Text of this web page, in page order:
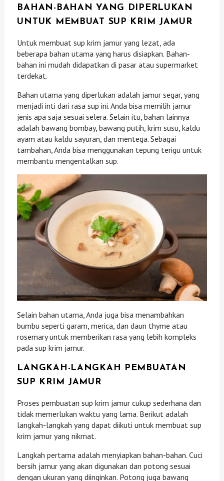
BAHAN-BAHAN YANG DIPERLUKAN
UNTUK MEMBUAT SUP KRIM JAMUR
Untuk membuat sup krim jamur yang lezat, ada
beberapa bahan utama yang harus disiapkan. Bahan-
bahan ini mudah didapatkan di pasar atau supermarket
terdekat.
Bahan utama yang diperlukan adalah jamur segar, yang
menjadi inti dari rasa sup ini. Anda bisa memilih jamur
jenis apa saja sesuai selera. Selain itu, bahan lainnya
adalah bawang bombay, bawang putih, krim susu, kaldu
ayam atau kaldu sayuran, dan mentega. Sebagai
tambahan, Anda bisa menggunakan tepung terigu untuk
membantu mengentalkan sup.
Selain bahan utama, Anda juga bisa menambahkan
bumbu seperti garam, merica, dan daun thyme atau
rosemary untuk memberikan rasa yang lebih kompleks
pada sup krim jamur.
LANGKAH-LANGKAH PEMBUATAN
SUP KRIM JAMUR
Proses pembuatan sup krim jamur cukup sederhana dan
tidak memerlukan waktu yang lama. Berikut adalah
langkah-langkah yang dapat diikuti untuk membuat sup
krim jamur yang nikmat.
Langkah pertama adalah menyiapkan bahan-bahan. Cuci
bersih jamur yang akan digunakan dan potong sesuai
dengan ukuran yang diinginkan. Potong juga bawang